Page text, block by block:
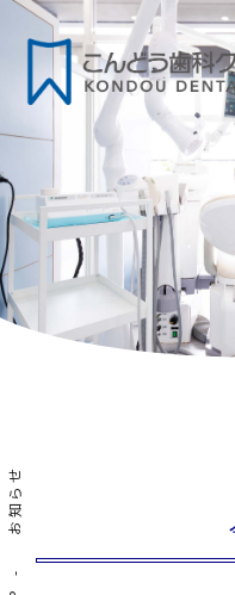
お知らせ